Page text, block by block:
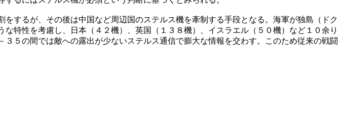
するが、その後は中国など周辺国のステルス機を牽制する手段となる。海軍が独島（ドク
特性を考慮し、日本（４２機）、英国（１３８機）、イスラエル（５０機）など１０余り
５の間では敵への露出が少ないステルス通信で膨大な情報を交わす。このため従来の戦闘